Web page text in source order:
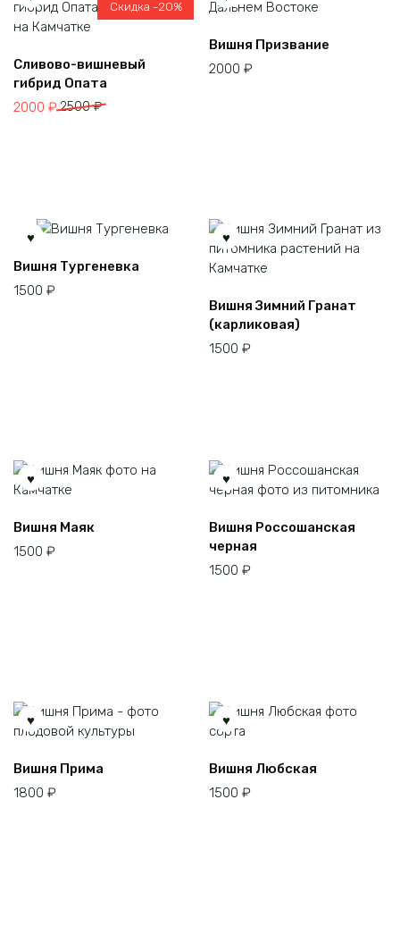
Скидка -20%
Сливово-вишневый
гибрид Опата
2500₽
Первоначальная
2000 ₽
Текущая
Вишня Призвание
2000 ₽
Вишня Тургеневка
1500 ₽
Вишня Зимний Гранат
(карликовая)
1500 ₽
Вишня Маяк
1500 ₽
Вишня Россошанская
черная
1500 ₽
Вишня Прима
1800 ₽
Вишня Любская
1500 ₽